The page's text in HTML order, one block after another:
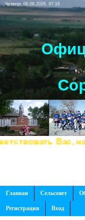
Четверг, 06.08.2026, 07:16
Вас, на
Главная Сельсовет
Регистрация Вход